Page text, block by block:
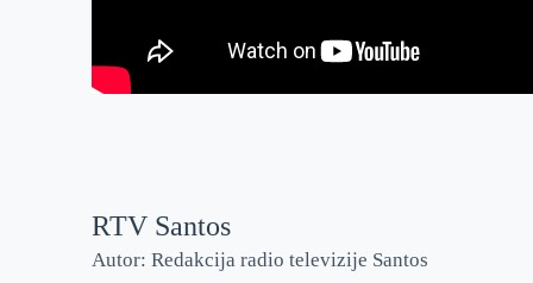
RTV Santos
Autor: Redakcija radio televizije Santos